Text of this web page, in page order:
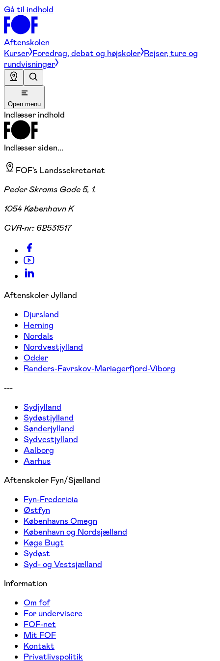
Gå til indhold
Aftenskolen
Kurser Foredrag, debat og højskoler Rejser, ture og
rundvisninger
Open menu
Indlæser indhold
Indlæser siden...
FOF's Landssekretariat
Peder Skrams Gade 5, 1.
1054 København K
CVR-nr: 62531517
Aftenskoler Jylland
Djursland
Herning
Nordals
Nordvestjylland
Odder
Randers-Favrskov-Mariagerfjord-Viborg
---
Sydjylland
Sydøstjylland
Sønderjylland
Sydvestjylland
Aalborg
Aarhus
Aftenskoler Fyn/Sjælland
Fyn-Fredericia
Østfyn
Københavns Omegn
København og Nordsjælland
Køge Bugt
Sydøst
Syd- og Vestsjælland
Information
Om fof
For undervisere
FOF-net
Mit FOF
Kontakt
Privatlivspolitik